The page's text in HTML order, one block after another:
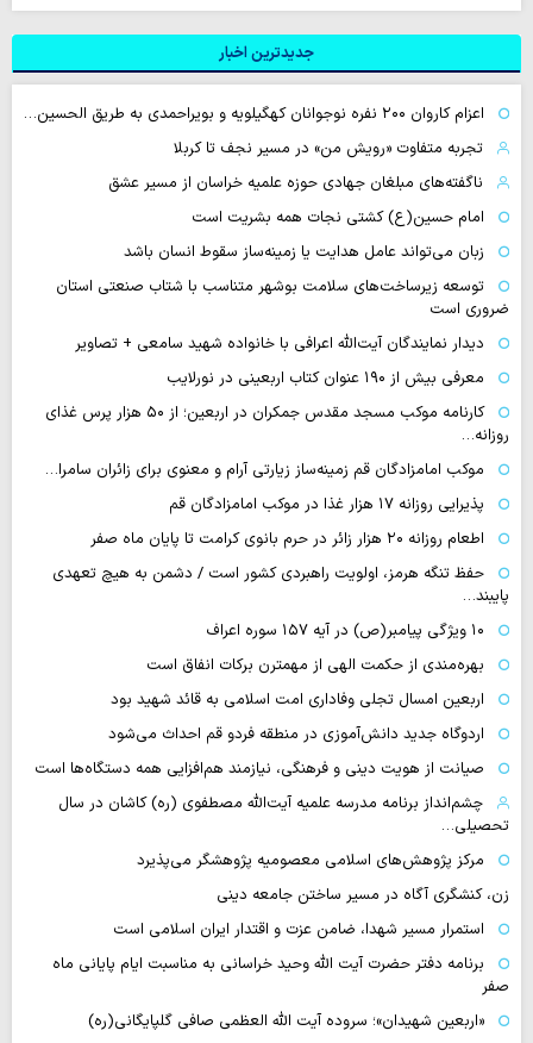
جدیدترین اخبار
اعزام کاروان ۲۰۰ نفره نوجوانان کهگیلویه و بویراحمدی به طریق الحسین…
تجربه متفاوت «رویش من» در مسیر نجف تا کربلا
ناگفته‌های مبلغان جهادی حوزه علمیه خراسان از مسیر عشق
امام حسین(ع) کشتی نجات همه بشریت است
زبان می‌تواند عامل هدایت یا زمینه‌ساز سقوط انسان باشد
توسعه زیرساخت‌های سلامت بوشهر متناسب با شتاب صنعتی استان
ضروری است
دیدار نمایندگان آیت‌الله اعرافی با خانواده شهید سامعی + تصاویر
معرفی بیش از ۱۹۰ عنوان کتاب اربعینی در نورلایب
کارنامه موکب مسجد مقدس جمکران در اربعین؛ از ۵۰ هزار پرس غذای
روزانه…
موکب امامزادگان قم زمینه‌ساز زیارتی آرام و معنوی برای زائران سامرا…
پذیرایی روزانه ۱۷ هزار غذا در موکب امامزادگان قم
اطعام روزانه ۲۰ هزار زائر در حرم بانوی کرامت تا پایان ماه صفر
حفظ تنگه هرمز، اولویت راهبردی کشور است / دشمن به هیچ تعهدی
پایبند…
۱۰ ویژگی پیامبر(ص) در آیه ۱۵۷ سوره اعراف
بهره‌مندی از حکمت الهی از مهمترن برکات انفاق است
اربعین امسال تجلی وفاداری امت اسلامی به قائد شهید بود
اردوگاه جدید دانش‌آموزی در منطقه فردو قم احداث می‌شود
صیانت از هویت دینی و فرهنگی، نیازمند هم‌افزایی همه دستگاه‌ها است
چشم‌انداز برنامه مدرسه علمیه آیت‌الله مصطفوی (ره) کاشان در سال
تحصیلی…
مرکز پژوهش‌های اسلامی معصومیه پژوهشگر می‌پذیرد
زن، کنشگری آگاه در مسیر ساختن جامعه دینی
استمرار مسیر شهدا، ضامن عزت و اقتدار ایران اسلامی است
برنامه دفتر حضرت آیت الله وحید خراسانی به مناسبت ایام پایانی ماه
صفر
«اربعین شهیدان»؛ سروده آیت الله العظمی صافی گلپایگانی(ره)